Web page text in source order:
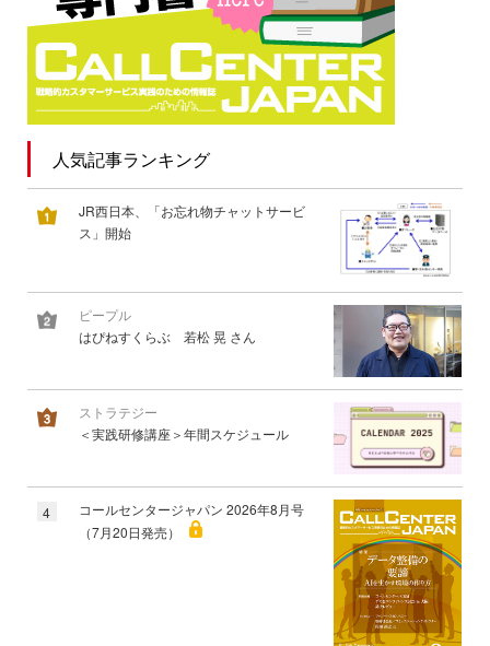
人気記事ランキング
JR西日本、「お忘れ物チャットサービ
ス」開始
ピープル
はぴねすくらぶ 若松 晃 さん
ストラテジー
＜実践研修講座＞年間スケジュール
4
コールセンタージャパン 2026年8月号
（7月20日発売）